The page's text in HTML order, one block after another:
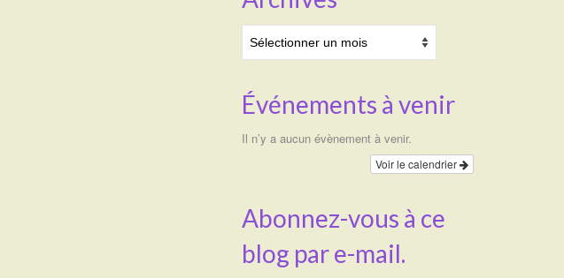
Événements à venir
Il n’y a aucun évènement à venir.
Voir le calendrier
Abonnez-vous à ce
blog par e-mail.